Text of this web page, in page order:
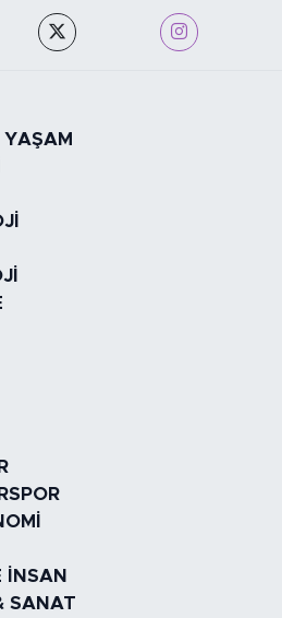
İNSAN
SANAT